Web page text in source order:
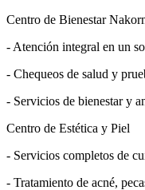
Centro de Bienestar
- Atención integral en un
- Chequeos de salud y
- Servicios de bienestar y
Centro de Estética y Piel
- Servicios completos de
- Tratamiento de acné,